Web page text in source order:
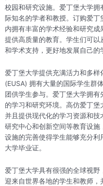
校园和研究设施。爱丁堡大学
际知名的学者和教授。订购爱
内拥有丰富的学术经验和研究
提供高质量的教育。学生们可
和学术支持，更好地发展自己的
爱丁堡大学提供充满活力和多
(EUSA) 拥有大量的国际学生群
团供学生参与。爱丁堡大学拥
的学习和研究环境。高仿爱丁堡
并且提供现代化的学习资源和技
研究中心和创新空间等教育设
设施的完善使得学生能够充分
大学毕业证。
爱丁堡大学具有很强的全球视
迎来自世界各地的学生和教师